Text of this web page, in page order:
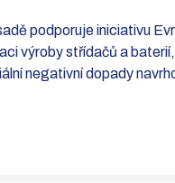
podporuje iniciativu
výroby střídačů a
negativní dopady